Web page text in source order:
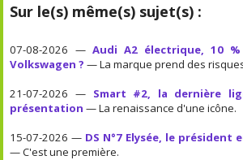
Sur le(s) même(s) sujet(s) :
07-08-2026 — Audi A2 électrique, 10
Volkswagen ? — La marque prend des
21-07-2026 — Smart #2, la dernière
présentation — La renaissance d'une icône.
15-07-2026 — DS N°7 Elysée, le
— C'est une première.